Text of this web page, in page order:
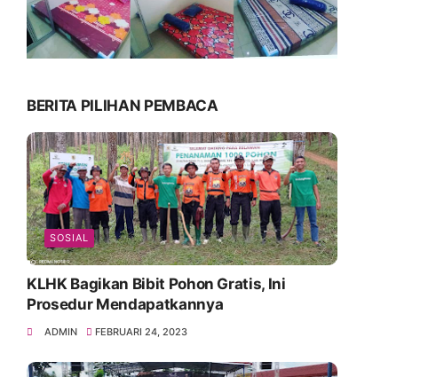
BERITA PILIHAN PEMBACA
SOSIAL
KLHK Bagikan Bibit Pohon Gratis, Ini
Prosedur Mendapatkannya
ADMIN FEBRUARI 24, 2023